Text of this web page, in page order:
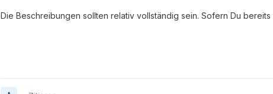
Die Beschreibungen sollten relativ vollständig sein. Sofern Du